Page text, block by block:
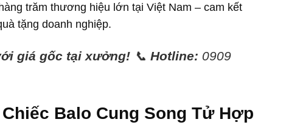
trăm thương hiệu lớn tại Việt Nam – cam kết
tặng doanh nghiệp.
giá gốc tại xưởng! 📞Hotline: 0909
Balo Cung Song Tử Hợp